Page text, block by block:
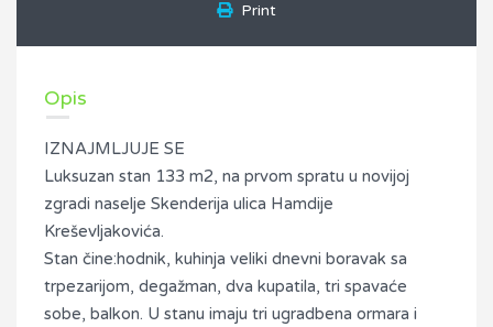
Print
Opis
IZNAJMLJUJE SE
Luksuzan stan 133 m2, na prvom spratu u novijoj
zgradi naselje Skenderija ulica Hamdije
Kreševljakovića.
Stan čine:hodnik, kuhinja veliki dnevni boravak sa
trpezarijom, degažman, dva kupatila, tri spavaće
sobe, balkon. U stanu imaju tri ugradbena ormara i